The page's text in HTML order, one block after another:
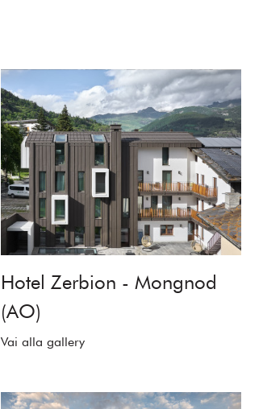
Hotel Zerbion - Mongnod
(AO)
Vai alla gallery